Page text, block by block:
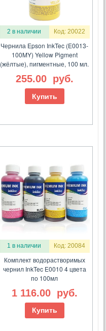
2 в наличии Код: 20022
Чернила Epson InkTec (E0013-
100MY) Yellow Pigment
(жёлтые), пигментные, 100 мл.
255.00 руб.
Купить
1 в наличии Код: 20084
Комплект водорастворимых
чернил InkTec E0010 4 цвета
по 100мл
1 116.00 руб.
Купить